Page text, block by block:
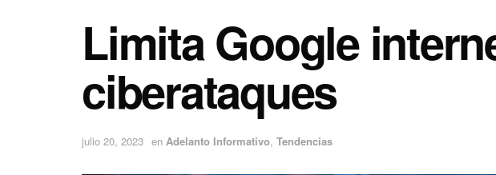
Limita Google
ciberataques
julio 20, 2023 en Adelanto Informativo, Tendencias